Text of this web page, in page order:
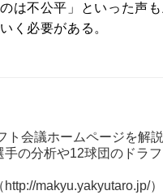
は不公平」といった声
く必要がある。
会議ホームページを解
の分析や12球団のドラ
makyu.yakyutaro.jp/）